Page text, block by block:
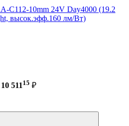
C112-10mm 24V Day4000 (19.2
высок.эфф.160 лм/Вт)
10 51115 ₽